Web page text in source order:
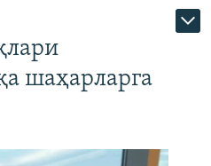
шаҳарларга